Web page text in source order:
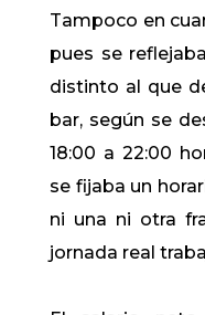
Tampoco en
pues se
distinto al que
bar, según se
18:00 a 22:00
se fijaba un
ni una ni otra
jornada real